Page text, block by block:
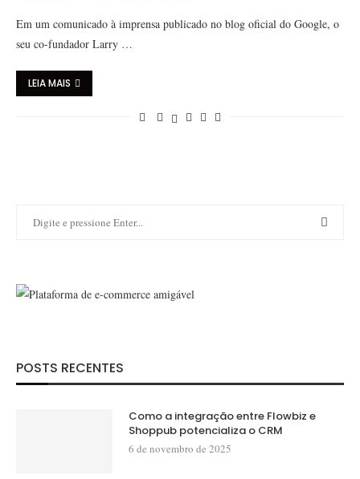
Em um comunicado à imprensa publicado no blog oficial do Google, o
seu co-fundador Larry …
LEIA MAIS
POSTS RECENTES
Como a integração entre Flowbiz e
Shoppub potencializa o CRM
6 de novembro de 2025